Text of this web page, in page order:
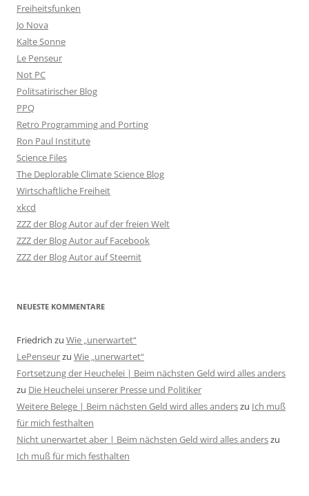
Freiheitsfunken
Jo Nova
Kalte Sonne
Le Penseur
Not PC
Politsatirischer Blog
PPQ
Retro Programming and Porting
Ron Paul Institute
Science Files
The Deplorable Climate Science Blog
Wirtschaftliche Freiheit
xkcd
ZZZ der Blog Autor auf der freien Welt
ZZZ der Blog Autor auf Facebook
ZZZ der Blog Autor auf Steemit
NEUESTE KOMMENTARE
Friedrich zu Wie „unerwartet“
LePenseurzu Wie „unerwartet“
Fortsetzung der Heuchelei | Beim nächsten Geld wird alles anders
zu Die Heuchelei unserer Presse und Politiker
Weitere Belege | Beim nächsten Geld wird alles anderszu Ich muß
für mich festhalten
Nicht unerwartet aber | Beim nächsten Geld wird alles anderszu
Ich muß für mich festhalten